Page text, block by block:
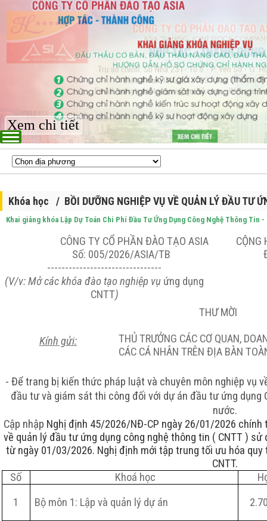
Xem chi tiết
Khóa học / BỒI DƯỠNG NGHIỆP VỤ VỀ QUẢN LÝ ĐẦU TƯ
Khai giảng khóa Lập Dự Toán Chi Phí Đầu Tư Ứng Dụng Công Nghệ Thông Tin -
CÔNG TY CỔ PHẦN ĐÀO TẠO ASIA
Số: 005/2026/ASIA/TB
--------------------------------
CỘNG
(V/v: Mở các khóa đào tạo nghiệp vụ ứng dụng
CNTT)
THƯ MỜI
Kính gửi:
THỦ TRƯỞNG CÁC CƠ QUAN,
CÁC CÁ NHÂN TRÊN ĐỊA BÀN
-Để trang bị kiến thức pháp luật và chuyên môn nghiệp vụ
đầu tư và giám sát thi công đối với dự án đầu tư ứng dụng
nước.
Cập nhập Nghị định 45/2026/NĐ-CP ngày 26/01/2026
về quản lý đầu tư ứng dụng công nghệ thông tin ( CNTT )
từ ngày 01/03/2026. Nghị định mới tập trung tối ưu hóa
CNTT.
Số
Khoá học
1
Bộ môn 1: Lập và quản lý dự án 2.